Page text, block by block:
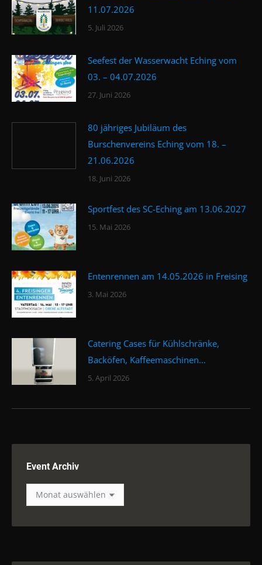
11.07.2026
5. Juli 2026
Seefest der Wasserwacht Eching vom
03. – 04.07.2026
27. Juni 2026
80 jähriges Jubiläum des
Burschenvereins Eching vom 18. –
21.06.2026
18. Juni 2026
Sportfest des SC-Eching am 13.06.2027
15. Mai 2026
Entenrennen am 14.05.2026 in Freising
3. Mai 2026
Catering Cases für Kühlschränke,
Backöfen, Kaffeemaschinen…
5. April 2026
Event Archiv
Event
Archiv